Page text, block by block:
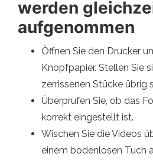
werden
aufgenommen
Öffnen Sie den Drucker
Knopfpapier. Stellen Sie
zerrissenen Stücke übrig
Überprüfen Sie, ob das
korrekt eingestellt ist.
Wischen Sie die Videos
einem bodenlosen Tuch